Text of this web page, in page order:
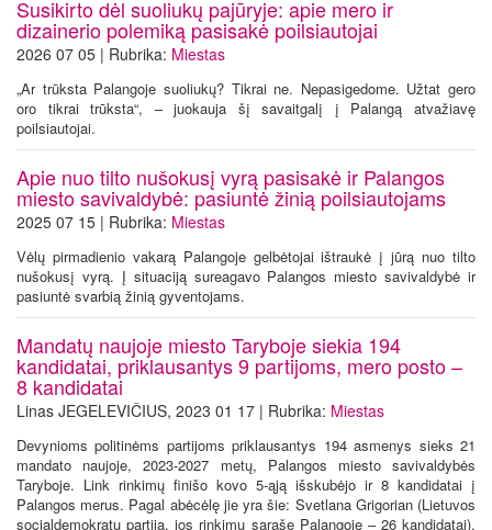
Susikirto dėl suoliukų pajūryje: apie mero ir
dizainerio polemiką pasisakė poilsiautojai
2026 07 05 | Rubrika: Miestas
„Ar trūksta Palangoje suoliukų? Tikrai ne. Nepasigedome. Užtat gero
oro tikrai trūksta“, – juokauja šį savaitgalį į Palangą atvažiavę
poilsiautojai.
Apie nuo tilto nušokusį vyrą pasisakė ir Palangos
miesto savivaldybė: pasiuntė žinią poilsiautojams
2025 07 15 | Rubrika: Miestas
Vėlų pirmadienio vakarą Palangoje gelbėtojai ištraukė į jūrą nuo tilto
nušokusį vyrą. Į situaciją sureagavo Palangos miesto savivaldybė ir
pasiuntė svarbią žinią gyventojams.
Mandatų naujoje miesto Taryboje siekia 194
kandidatai, priklausantys 9 partijoms, mero posto –
8 kandidatai
Linas JEGELEVIČIUS, 2023 01 17 | Rubrika: Miestas
Devynioms politinėms partijoms priklausantys 194 asmenys sieks 21
mandato naujoje, 2023-2027 metų, Palangos miesto savivaldybės
Taryboje. Link rinkimų finišo kovo 5-ąją išskubėjo ir 8 kandidatai į
Palangos merus. Pagal abėcėlę jie yra šie: Svetlana Grigorian (Lietuvos
socialdemokratų partija, jos rinkimų sąraše Palangoje – 26 kandidatai),